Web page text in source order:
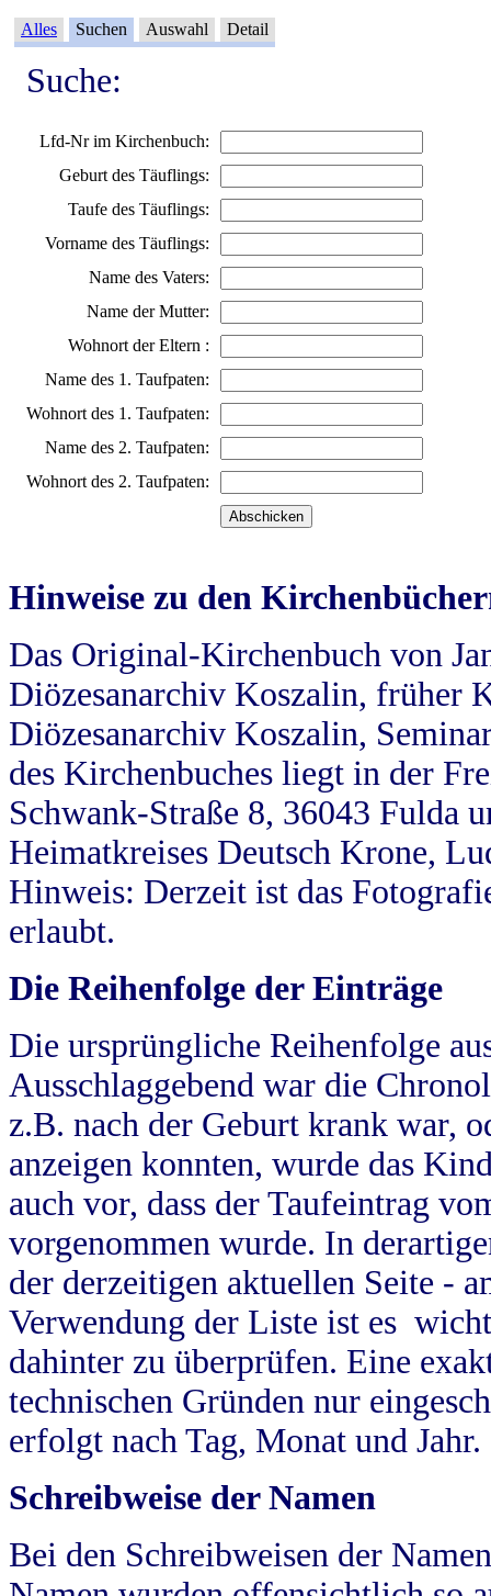
Alles Suchen Auswahl Detail
Suche:
Lfd-Nr im Kirchenbuch:
Geburt des Täuflings:
Taufe des Täuflings:
Vorname des Täuflings:
Name des Vaters:
Name der Mutter:
Wohnort der Eltern :
Name des 1. Taufpaten:
Wohnort des 1. Taufpaten:
Name des 2. Taufpaten:
Wohnort des 2. Taufpaten:
Hinweise zu den
Das Original-Kirchenbuch von
Diözesanarchiv Koszalin, früher
Diözesanarchiv Koszalin,
des Kirchenbuches liegt in der
Schwank-Straße 8, 36043 Fulda
Heimatkreises Deutsch Krone,
Hinweis: Derzeit ist das
erlaubt.
Die Reihenfolge der Einträge
Die ursprüngliche Reihenfolge
Ausschlaggebend war die
z.B. nach der Geburt krank war,
anzeigen konnten, wurde das
auch vor, dass der Taufeintrag
vorgenommen wurde. In
der derzeitigen aktuellen Seite -
Verwendung der Liste ist es
dahinter zu überprüfen. Eine
technischen Gründen nur
erfolgt nach Tag, Monat und Jahr.
Schreibweise der Namen
Bei den Schreibweisen der